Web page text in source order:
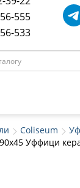
555
533
Coliseum
Уффици